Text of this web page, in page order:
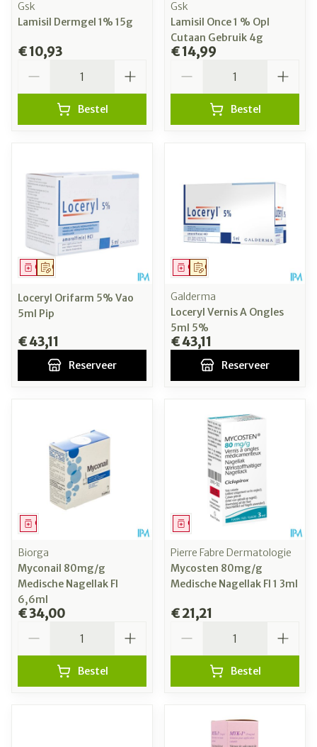
Gsk
Lamisil Dermgel 1% 15g
€ 10,93
Bestel
Gsk
Lamisil Once 1 % Opl
Cutaan Gebruik 4g
€ 14,99
Bestel
Op voorschrift
Geneesmiddel
Loceryl Orifarm 5% Vao
5ml Pip
€ 43,11
Reserveer
Op voorschrift
Geneesmiddel
Galderma
Loceryl Vernis A Ongles
5ml 5%
€ 43,11
Reserveer
Geneesmiddel
Biorga
Myconail 80mg/g
Medische Nagellak Fl
6,6ml
€ 34,00
Bestel
Geneesmiddel
Pierre Fabre Dermatologie
Mycosten 80mg/g
Medische Nagellak Fl 1 3ml
€ 21,21
Bestel